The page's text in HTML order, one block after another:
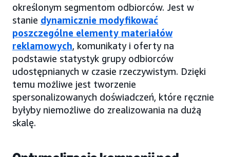
określonym segmentom odbiorców. Jest w
stanie dynamicznie modyfikować
poszczególne elementy materiałów
reklamowych, komunikaty i oferty na
podstawie statystyk grupy odbiorców
udostępnianych w czasie rzeczywistym. Dzięki
temu możliwe jest tworzenie
spersonalizowanych doświadczeń, które ręcznie
byłyby niemożliwe do zrealizowania na dużą
skalę.